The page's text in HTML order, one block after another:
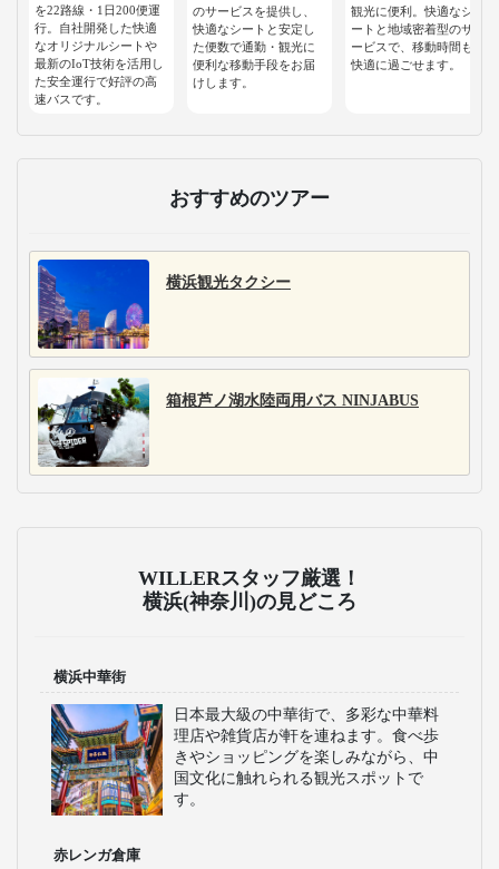
を22路線・1日200便運
行。自社開発した快適
なオリジナルシートや
最新のIoT技術を活用し
た安全運行で好評の高
速バスです。
のサービスを提供し、
快適なシートと安定し
た便数で通勤・観光に
便利な移動手段をお届
けします。
観光に便利。快適なシ
ートと地域密着型のサ
ービスで、移動時間も
快適に過ごせます。
おすすめのツアー
横浜観光タクシー
箱根芦ノ湖水陸両用バス NINJABUS
WILLERスタッフ厳選！
横浜(神奈川)の見どころ
横浜中華街
日本最大級の中華街で、多彩な中華料
理店や雑貨店が軒を連ねます。食べ歩
きやショッピングを楽しみながら、中
国文化に触れられる観光スポットで
す。
赤レンガ倉庫